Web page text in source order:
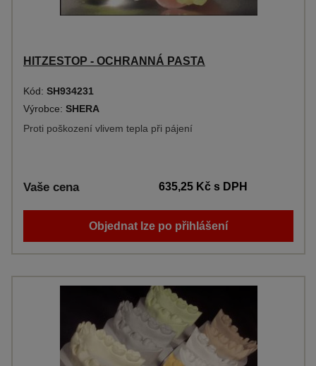
HITZESTOP - OCHRANNÁ PASTA
Kód: SH934231
Výrobce: SHERA
Proti poškození vlivem tepla při pájení
Vaše cena 635,25 Kčs DPH
Objednat lze po přihlášení